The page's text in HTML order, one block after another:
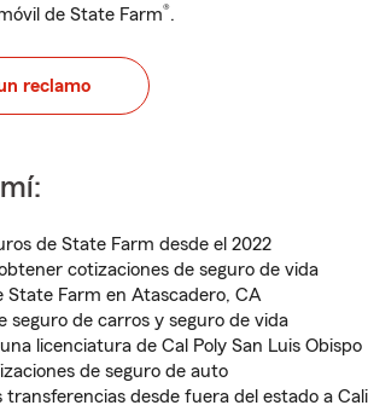
de State Farm®.
reclamo
de State Farm desde el 2022
cotizaciones de seguro de vida
State Farm en Atascadero, CA
seguro de carros y seguro de vida
licenciatura de Cal Poly San Luis Obispo
de seguro de auto
transferencias desde fuera del estado a